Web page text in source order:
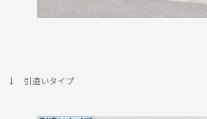
↓ 引違いタイプ